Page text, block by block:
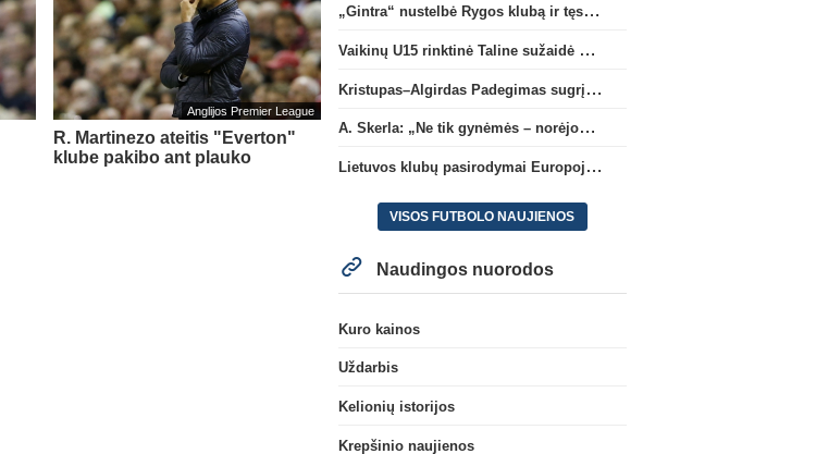
Anglijos Premier League
R. Martinezo ateitis "Everton"
klube pakibo ant plauko
„Gintra“ nustelbė Rygos klubą ir tęs kovas UEFA Europos taurės atrankoje
Vaikinų U15 rinktinė Taline sužaidė pirmąsias kontrolines rungtynes
Kristupas–Algirdas Padegimas sugrįžta į FC „Hegelmann” B sudėtį
A. Skerla: „Ne tik gynėmės – norėjome atakuoti“
Lietuvos klubų pasirodymai Europoje: patirti pralaimėjimai Kroatijos atstovams
VISOS FUTBOLO NAUJIENOS
Naudingos nuorodos
Kuro kainos
Uždarbis
Kelionių istorijos
Krepšinio naujienos